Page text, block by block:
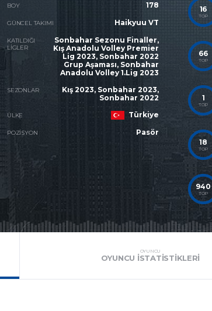
BOY 178
GÜNCEL TAKIMI Haikyuu VT
KATILDIĞI
LIGLER
Sonbahar Sezonu Finaller,
Kış Anadolu Volley Premier
Lig 2023, Sonbahar 2022
Grup Aşaması, Sonbahar
Anadolu Volley 1.Lig 2023
SEZONLAR
Kış 2023, Sonbahar 2023,
Sonbahar 2022
ÜLKE Türkiye
POZISYON Pasör
16
TOP
66
TOP
1
TOP
18
TOP
940
TOP
OYUNCU
OYUNCU İSTATISTIKLERI